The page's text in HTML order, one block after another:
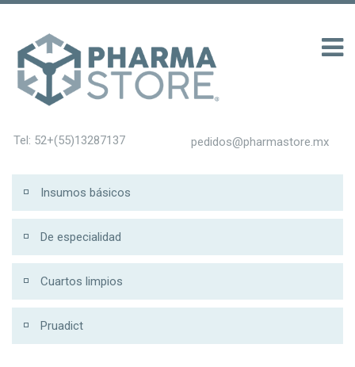
Tel: 52+(55)13287137 pedidos@pharmastore.mx
Insumos básicos
De especialidad
Cuartos limpios
Pruadict